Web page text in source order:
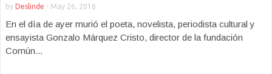
by Deslinde - May 26, 2016
En el día de ayer murió el poeta, novelista, periodista cultural y
ensayista Gonzalo Márquez Cristo, director de la fundación
Común...